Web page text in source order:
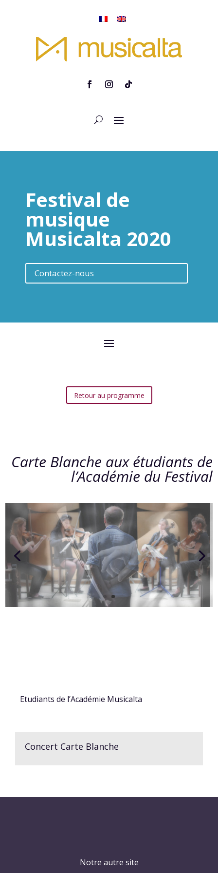
Festival de
musique
Musicalta 2020
Contactez-nous
Retour au programme
Carte Blanche aux étudiants de
l’Académie du Festival
Etudiants de l’Académie Musicalta
Concert Carte Blanche
Notre autre site